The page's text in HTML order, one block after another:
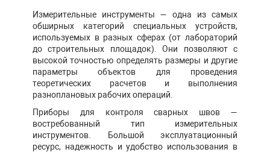
Измерительные инструменты — одна из самых
обширных категорий специальных устройств,
используемых в разных сферах (от лабораторий
до строительных площадок). Они позволяют с
высокой точностью определять размеры и другие
параметры объектов для проведения
теоретических расчетов и выполнения
разноплановых рабочих операций.
Приборы для контроля сварных швов —
востребованный тип измерительных
инструментов. Большой эксплуатационный
ресурс, надежность и удобство использования в